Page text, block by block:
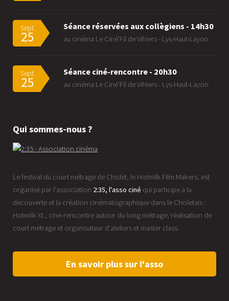
Sept.
25
Séance réservées aux collègiens - 14h30
au cinéma Le Ciné'Fil de Vihiers - Lys-Haut-Layon
Sept.
25
Séance ciné-rencontre - 20h30
au cinéma Le Ciné'Fil de Vihiers - Lys-Haut-Layon
Qui sommes-nous ?
Le festival du court métrage de Cholet, le Hotmilk Film Makers, est
organisé par l'association 2:35, l'asso ciné qui participe à la
découverte et la création cinématographique dans le Choletais :
Hotmilk XL, ciné-rencontre autour du long métrage, réalisation de
court métrage et organisateur d'ateliers et master class.
En savoir plus sur l'asso